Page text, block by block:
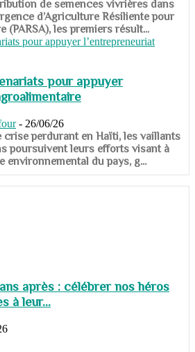
de semences vivrières dans
d’Agriculture Résiliente pour
(PARSA), les premiers résult...
pour appuyer
- 26/06/26
crise perdurant en Haïti, les vaillants
poursuivent leurs efforts visant à
environnemental du pays, g...
après : célébrer nos héros
à leur...